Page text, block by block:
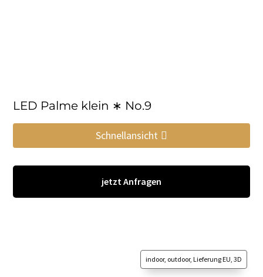
LED Palme klein ∗ No.9
Schnellansicht
jetzt Anfragen
indoor, outdoor, Lieferung EU, 3D